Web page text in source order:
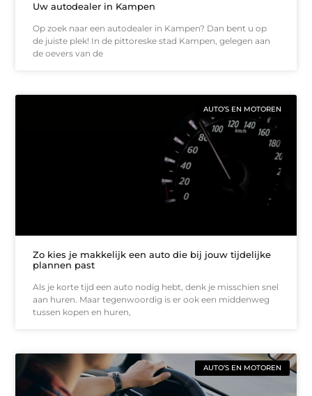
Uw autodealer in Kampen
Op zoek naar een autodealer in Kampen? Dan bent u op
de juiste plek! In de pittoreske stad Kampen, gelegen aan
de oevers van de
AUTO’S EN MOTOREN
Zo kies je makkelijk een auto die bij jouw tijdelijke
plannen past
Als je korte tijd een auto nodig hebt, denk je misschien snel
aan huren. Maar tegenwoordig is er ook een middenweg
tussen kopen en huren,
AUTO’S EN MOTOREN